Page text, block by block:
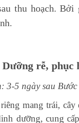
thu hoạch.
Dưỡng rễ, phục
3-5 ngày sau Bước
mang trái, cây
dưỡng, cung